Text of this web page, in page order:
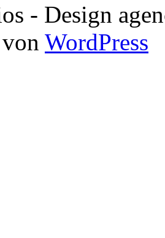
- Design
WordPress